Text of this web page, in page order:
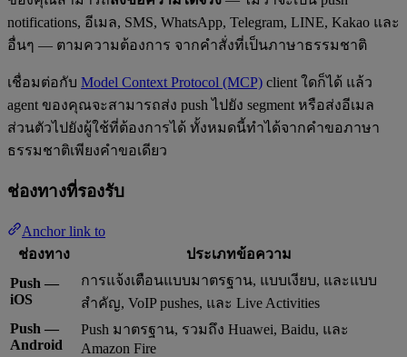
notifications, อีเมล, SMS, WhatsApp, Telegram, LINE, Kakao และ
อื่นๆ — ตามความต้องการ จากคำสั่งที่เป็นภาษาธรรมชาติ
เชื่อมต่อกับ Model Context Protocol (MCP) client ใดก็ได้ แล้ว
agent ของคุณจะสามารถส่ง push ไปยัง segment หรือส่งอีเมล
ส่วนตัวไปยังผู้ใช้ที่ต้องการได้ ทั้งหมดนี้ทำได้จากคำขอภาษา
ธรรมชาติเพียงคำขอเดียว
ช่องทางที่รองรับ
Anchor link to
ช่องทาง
ประเภทข้อความ
Push —
iOS
การแจ้งเตือนแบบมาตรฐาน, แบบเงียบ, และแบบ
สำคัญ, VoIP pushes, และ Live Activities
Push —
Android
Push มาตรฐาน, รวมถึง Huawei, Baidu, และ
Amazon Fire